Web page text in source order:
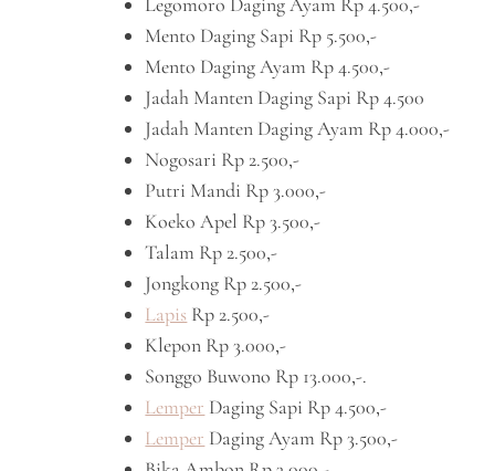
Mento Daging Sapi Rp 5.500,-
Mento Daging Ayam Rp 4.500,-
Jadah Manten Daging Sapi Rp 4.500
Jadah Manten Daging Ayam Rp 4.000,-
Nogosari Rp 2.500,-
Putri Mandi Rp 3.000,-
Koeko Apel Rp 3.500,-
Talam Rp 2.500,-
Jongkong Rp 2.500,-
Lapis Rp 2.500,-
Klepon Rp 3.000,-
Songgo Buwono Rp 13.000,-.
Lemper Daging Sapi Rp 4.500,-
Lemper Daging Ayam Rp 3.500,-